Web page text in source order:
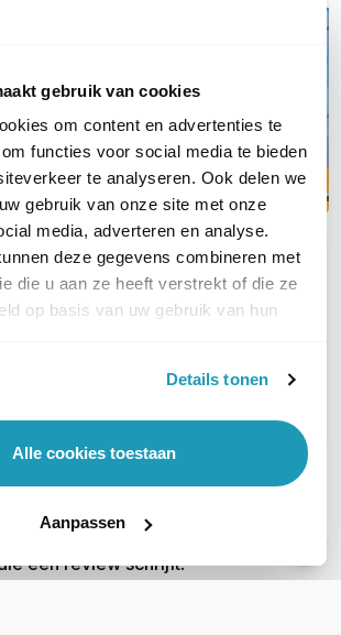
gebruik van cookies
om content en advertenties te
functies voor social media te bieden
te analyseren. Ook delen we
gebruik van onze site met onze
media, adverteren en analyse.
deze gegevens combineren met
die u aan ze heeft verstrekt of die ze
op basis van uw gebruik van hun
Details tonen
Alle cookies toestaan
Aanpassen
vragen
Ga naar Trusted Shops reviews
een review schrijft!